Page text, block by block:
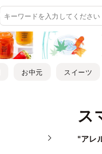
お中元 スイーツ
ス
"アレ